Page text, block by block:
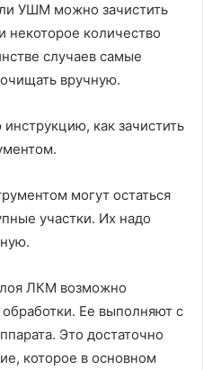
УШМ можно зачистить
некоторое количество
случаев самые
вручную.
как зачистить
могут остаться
участки. Их надо
ЛКМ возможно
Ее выполняют с
Это достаточно
которое в основном